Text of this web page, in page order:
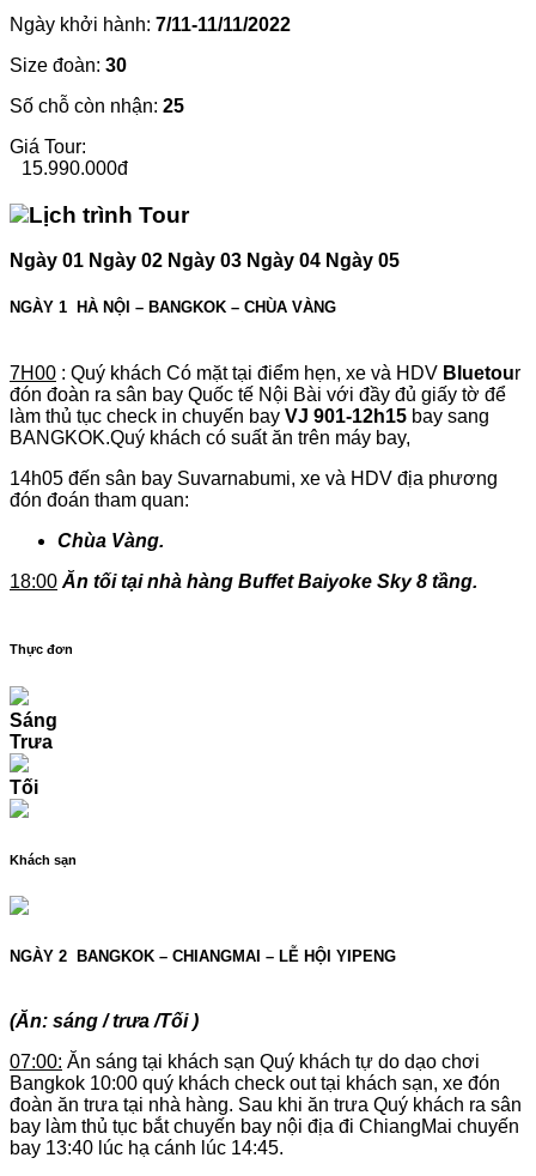
Ngày khởi hành: 7/11-11/11/2022
Size đoàn: 30
Số chỗ còn nhận: 25
Giá Tour:
15.990.000đ
Lịch trình Tour
Ngày 01 Ngày 02 Ngày 03 Ngày 04 Ngày 05
NGÀY 1 HÀ NỘI – BANGKOK – CHÙA VÀNG
7H00 : Quý khách Có mặt tại điểm hẹn, xe và HDV Bluetour
đón đoàn ra sân bay Quốc tế Nội Bài với đầy đủ giấy tờ để
làm thủ tục check in chuyến bay VJ 901-12h15 bay sang
BANGKOK.Quý khách có suất ăn trên máy bay,
14h05 đến sân bay Suvarnabumi, xe và HDV địa phương
đón đoán tham quan:
Chùa Vàng.
18:00 Ăn tối tại nhà hàng Buffet Baiyoke Sky 8 tầng.
Thực đơn
Sáng
Trưa
Tối
Khách sạn
NGÀY 2 BANGKOK – CHIANGMAI – LỄ HỘI YIPENG
(Ăn: sáng / trưa /Tối )
07:00: Ăn sáng tại khách sạn Quý khách tự do dạo chơi
Bangkok 10:00 quý khách check out tại khách sạn, xe đón
đoàn ăn trưa tại nhà hàng. Sau khi ăn trưa Quý khách ra sân
bay làm thủ tục bắt chuyến bay nội địa đi ChiangMai chuyến
bay 13:40 lúc hạ cánh lúc 14:45.